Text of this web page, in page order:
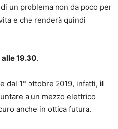
un problema non da poco per
e che renderà quindi
19.30.
dal 1° ottobre 2019, infatti, il
a un mezzo elettrico
anche in ottica futura.